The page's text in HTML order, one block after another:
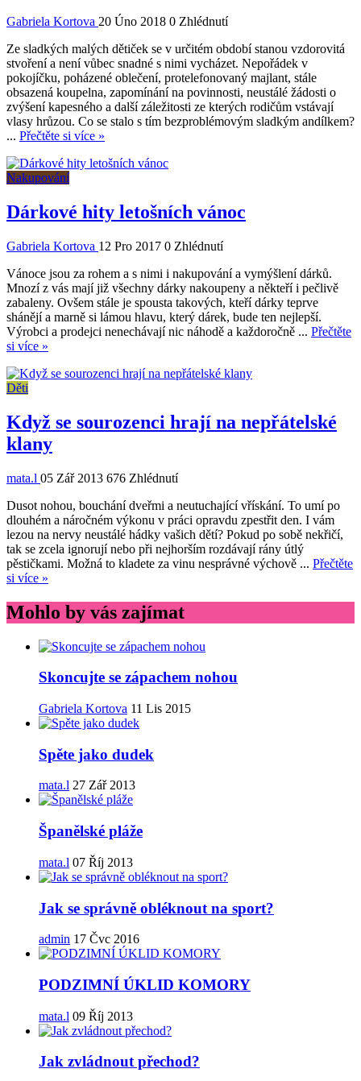
Gabriela Kortova 20 Úno 2018 0 Zhlédnutí
Ze sladkých malých dětiček se v určitém období stanou vzdorovitá
stvoření a není vůbec snadné s nimi vycházet. Nepořádek v
pokojíčku, poházené oblečení, protelefonovaný majlant, stále
obsazená koupelna, zapomínání na povinnosti, neustálé žádosti o
zvýšení kapesného a další záležitosti ze kterých rodičům vstávají
vlasy hrůzou. Co se stalo s tím bezproblémovým sladkým andílkem?
... Přečtěte si více »
Nakupování
Dárkové hity letošních vánoc
Gabriela Kortova 12 Pro 2017 0 Zhlédnutí
Vánoce jsou za rohem a s nimi i nakupování a vymýšlení dárků.
Mnozí z vás mají již všechny dárky nakoupeny a někteří i pečlivě
zabaleny. Ovšem stále je spousta takových, kteří dárky teprve
shánějí a marně si lámou hlavu, který dárek, bude ten nejlepší.
Výrobci a prodejci nenechávají nic náhodě a každoročně ... Přečtěte
si více »
Děti
Když se sourozenci hrají na nepřátelské
klany
mata.l 05 Zář 2013 676 Zhlédnutí
Dusot nohou, bouchání dveřmi a neutuchající vřískání. To umí po
dlouhém a náročném výkonu v práci opravdu zpestřit den. I vám
lezou na nervy neustálé hádky vašich dětí? Pokud po sobě nekřičí,
tak se zcela ignorují nebo při nejhorším rozdávají rány útlý
pěstičkami. Možná to kladete za vinu nesprávné výchově ... Přečtěte
si více »
Mohlo by vás zajímat
Skoncujte se zápachem nohou
Gabriela Kortova 11 Lis 2015
Spěte jako dudek
mata.l 27 Zář 2013
Španělské pláže
mata.l 07 Říj 2013
Jak se správně obléknout na sport?
admin 17 Čvc 2016
PODZIMNÍ ÚKLID KOMORY
mata.l 09 Říj 2013
Jak zvládnout přechod?